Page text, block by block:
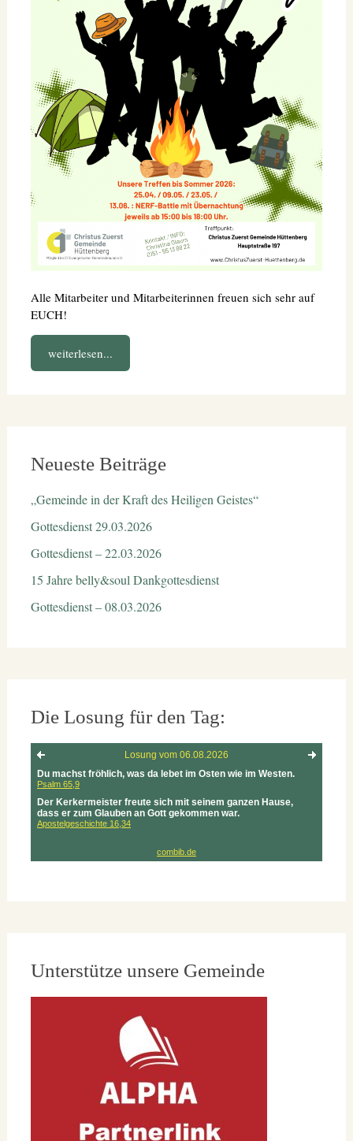
Alle Mitarbeiter und Mitarbeiterinnen freuen sich sehr auf
EUCH!
weiterlesen...
Neueste Beiträge
„Gemeinde in der Kraft des Heiligen Geistes“
Gottesdienst 29.03.2026
Gottesdienst – 22.03.2026
15 Jahre belly&soul Dankgottesdienst
Gottesdienst – 08.03.2026
Die Losung für den Tag:
Unterstütze unsere Gemeinde